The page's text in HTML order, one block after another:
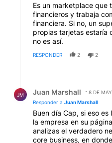
Es un marketplace que
financieros y trabaja
financiera. Si no, un
propias tarjetas estaría
no es así.
RESPONDER 2 2
JM Juan Marshall
8 DE
Responder a Juan Marshall
Buen día Cap, si eso
la empresa en su
analizas el verdadero
core business, en